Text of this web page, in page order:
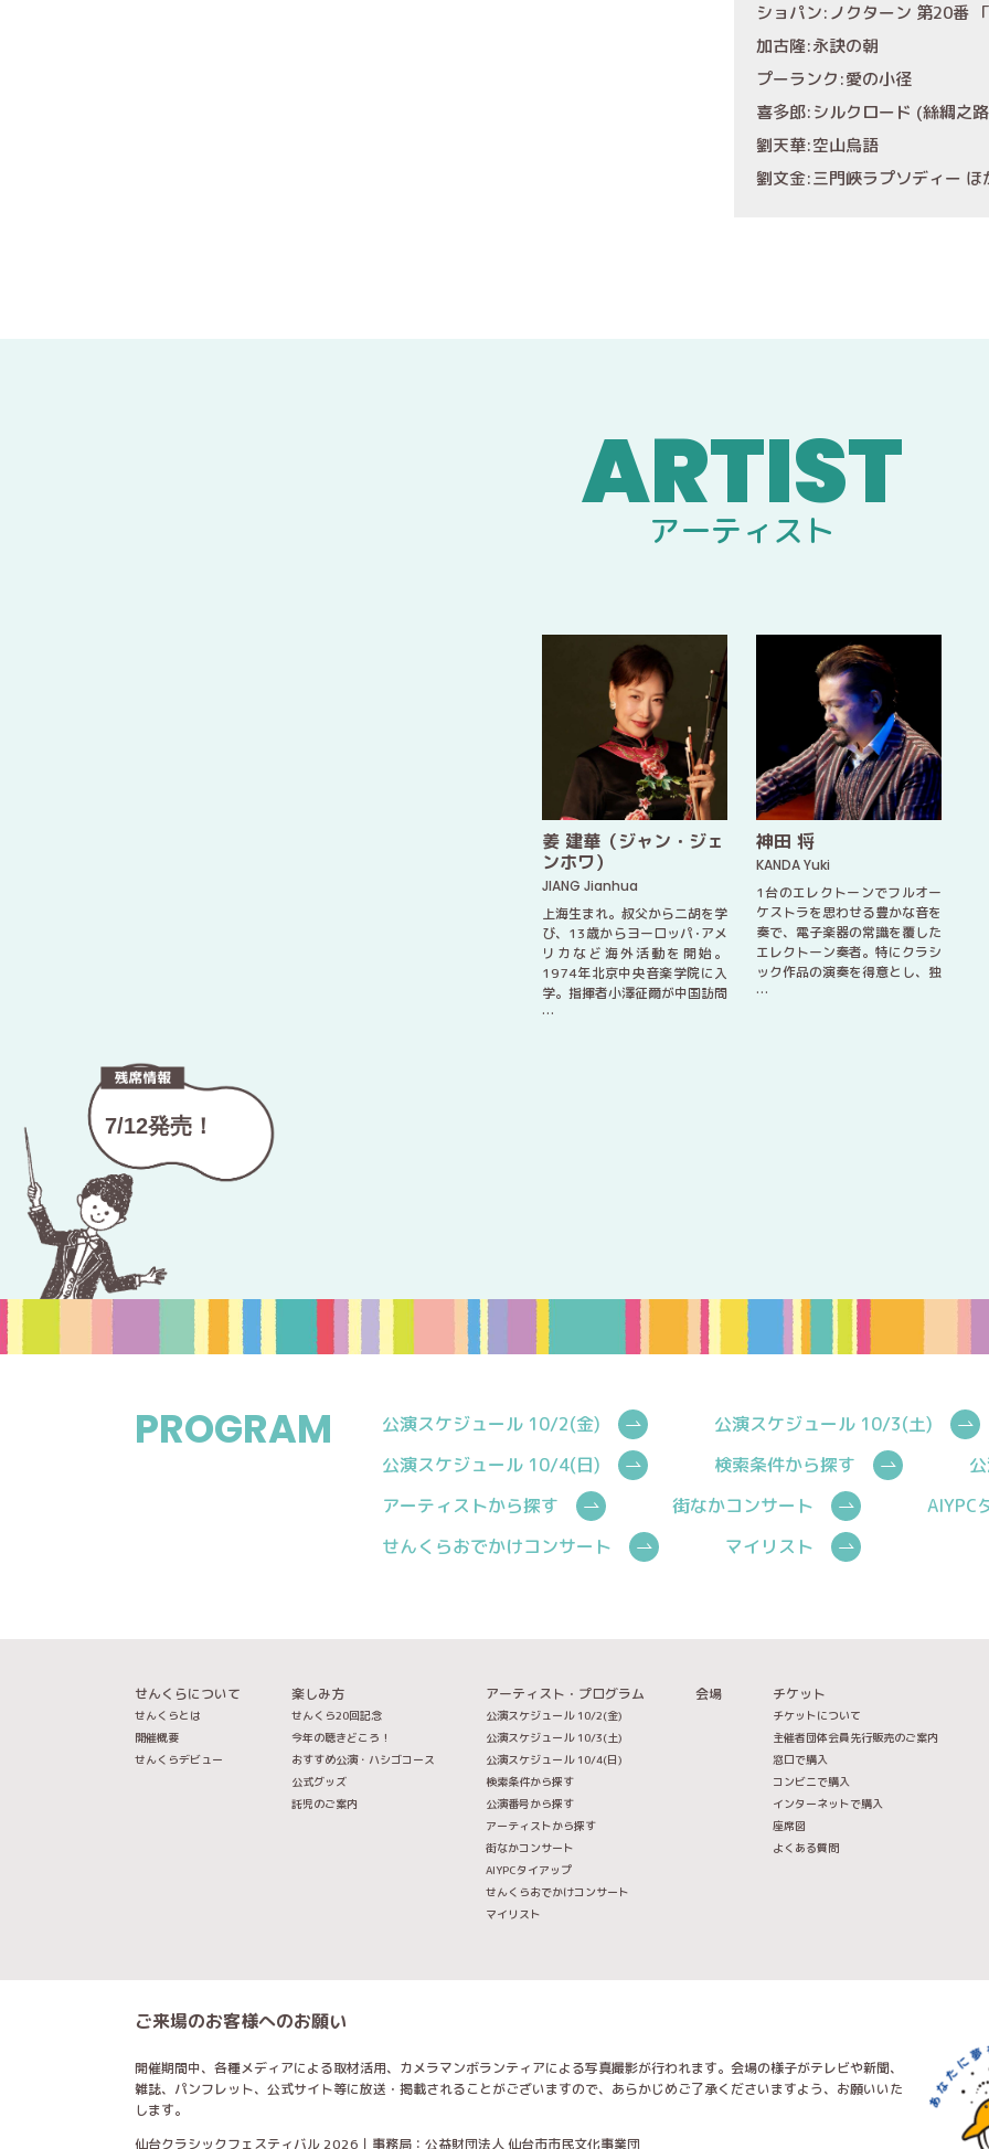
ショパン:ノクターン 第20番
加古隆:永訣の朝
プーランク:愛の小径
喜多郎:シルクロード (絲綢之
劉天華:空山烏語
劉文金:三門峽ラプソディー ほ
アーティスト
姜 建華（ジャン・ジェ
ンホワ）
JIANG Jianhua
上海生まれ。叔父から二胡を学
び、13歳からヨーロッパ･アメ
リカなど海外活動を開始。
1974年北京中央音楽学院に入
学。指揮者小澤征爾が中国訪問
…
神田 将
KANDA Yuki
1台のエレクトーンでフルオー
ケストラを思わせる豊かな音を
奏で、電子楽器の常識を覆した
エレクトーン奏者。特にクラシ
ック作品の演奏を得意とし、独
…
7/12発売！
PROGRAM 公演スケジュール 10/2(金)
公演スケジュール 10/3(土)
公演スケジュール 10/4(日)
検索条件から探す
アーティストから探す
街なかコンサート
AIYPC
せんくらおでかけコンサート
マイリスト
せんくらについて
せんくらとは
開催概要
せんくらデビュー
楽しみ方
せんくら20回記念
今年の聴きどころ！
おすすめ公演・ハシゴコース
公式グッズ
託児のご案内
アーティスト・プログラム
公演スケジュール 10/2(金)
公演スケジュール 10/3(土)
公演スケジュール 10/4(日)
検索条件から探す
公演番号から探す
アーティストから探す
街なかコンサート
AIYPCタイアップ
せんくらおでかけコンサート
マイリスト
会場 チケット
チケットについて
主催者団体会員先行販売のご案内
窓口で購入
コンビニで購入
インターネットで購入
座席図
よくある質問
ご来場のお客様へのお願い
開催期間中、各種メディアによる取材活用、カメラマンボランティアによる写真撮影が行われます。会場の様子がテレビや新聞、
雑誌、パンフレット、公式サイト等に放送・掲載されることがございますので、あらかじめご了承くださいますよう、お願いいた
します。
仙台クラシックフェスティバル 2026｜事務局：公益財団法人 仙台市市民文化事業団